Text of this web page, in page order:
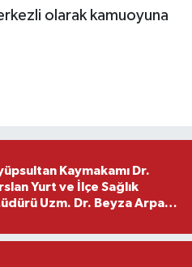
olarak kamuoyuna
Kaymakamı Dr.
Yurt ve İlçe Sağlık
Uzm. Dr. Beyza Arpacı